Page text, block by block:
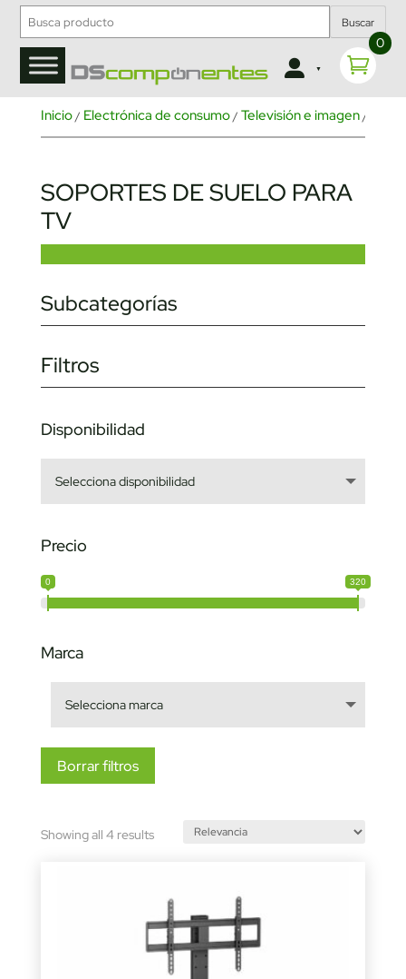
Buscar
0
Inicio/ Electrónica de consumo/ Televisión e imagen/
SOPORTES DE SUELO PARA
TV
Subcategorías
Filtros
Disponibilidad
Precio
0 320
Marca
Borrar filtros
Showing all 4 resultsSorted